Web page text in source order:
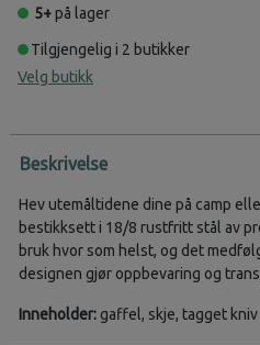
5+på lager
Tilgjengelig i 2 butikker
Velg butikk
Beskrivelse
Hev utemåltidene dine på camp
bestikksett i 18/8 rustfritt stål av
bruk hvor som helst, og det
designen gjør oppbevaring og
Inneholder:gaffel, skje, tagget